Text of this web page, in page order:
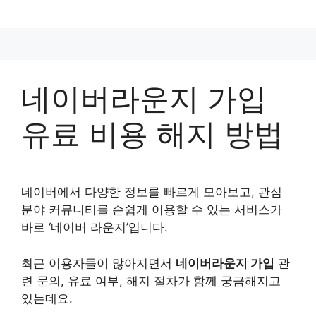
네이버라운지 가입
유료 비용 해지 방법
네이버에서 다양한 정보를 빠르게 모아보고, 관심
분야 커뮤니티를 손쉽게 이용할 수 있는 서비스가
바로 ‘네이버 라운지’입니다.
최근 이용자들이 많아지면서 네이버라운지 가입 관
련 문의, 유료 여부, 해지 절차가 함께 궁금해지고
있는데요.